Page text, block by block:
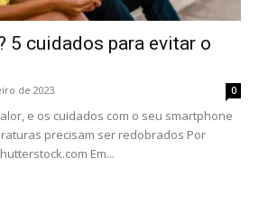
5 cuidados para evitar o
de 2023 0
e os cuidados com o seu smartphone
precisam ser redobrados Por
Em...